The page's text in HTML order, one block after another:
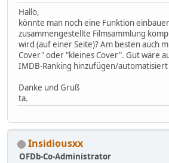
Hallo,
könnte man noch eine Funktion
zusammengestellte Filmsammlung
wird (auf einer Seite)? Am besten auch
Cover" oder "kleines Cover". Gut wäre
IMDB-Ranking hinzufügen/
Danke und Gruß
ta.
Insidiousxx
OFDb-Co-Administrator